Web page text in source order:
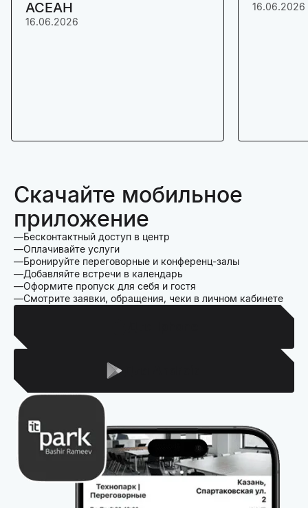
АСЕАН
16.06.2026
16.06.2026
Скачайте мобильное
приложение
Бесконтактный доступ в центр
Оплачивайте услуги
Бронируйте переговорные и конференц-залы
Добавляйте встречи в календарь
Оформите пропуск для себя и гостя
Смотрите заявки, обращения, чеки в личном кабинете